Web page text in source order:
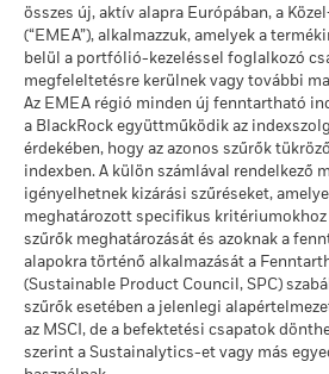
A teljesítmény a folyó költségek
számításokban az esetleges jegyzési /
szerepelnek.
A számadatok a múltbeli
múltbeli teljesítmény nem jelent
jövőbeli teljesítményre nézve.
jövőben egészen máshogy fejlődnek.
hogy felmérje, hogyan kezelték az
A részvényosztály teljesítményét a
alapján számítják ki, adott esetben a
újrabefektetésével. A befektetésből
devizaárfolyam-ingadozások
csökkenhet, ha a múltbeli
Nem lefedett Alap
százalékos aránya
ekkor: 2026. jún. 30.
A fenti, termikus szénre és
üzleti részvételi kitettségi adatok
kapcsolatban kerülnek kiszámításra és
MSCI ESG-kutatás meghatározása
mint 5%-át termikus szénből vagy
vállalatokra vonatkozóan, amelyek
küszöbértéket figyelembe véve)
szénből, illetve olajhomokból, az MSCI
következő kitettségi szinteket
0,00%, olajhomok 0,00%.
Az Üzleti részvételi mutatókat a
összes új, aktív alapra Európában, a
(“EMEA”), alkalmazzuk, amelyek a
belül a portfólió-kezeléssel foglalkozó
megfeleltetésre kerülnek vagy további
Az EMEA régió minden új fenntartható
a BlackRock együttműködik az
érdekében, hogy az azonos szűrők
indexben. A külön számlával rendelkező
igényelhetnek kizárási szűréseket,
meghatározott specifikus kritériumokhoz
szűrők meghatározását és azoknak a
alapokra történő alkalmazását a
(Sustainable Product Council, SPC)
szűrők esetében a jelenlegi
az MSCI, de a befektetési csapatok
szerint a Sustainalytics-et vagy más